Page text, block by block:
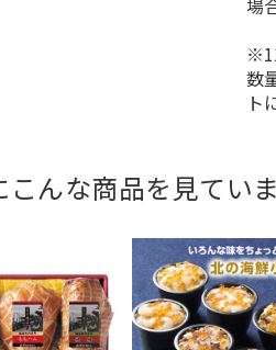
場
数
ト
んな商品を見ていま